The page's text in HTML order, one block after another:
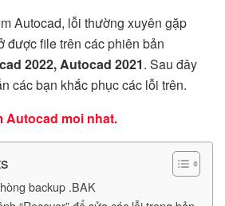
Autocad, lỗi thường xuyên gặp
được file trên các phiên bản
2022, Autocad 2021. Sau đây
các bạn khắc phục các lỗi trên.
Autocad moi nhat.
backup .BAK